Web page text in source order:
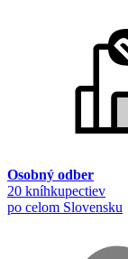
Osobný odber
20 kníhkupectiev
po celom Slovensku